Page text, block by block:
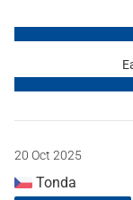
20 Oct 2025
Tonda